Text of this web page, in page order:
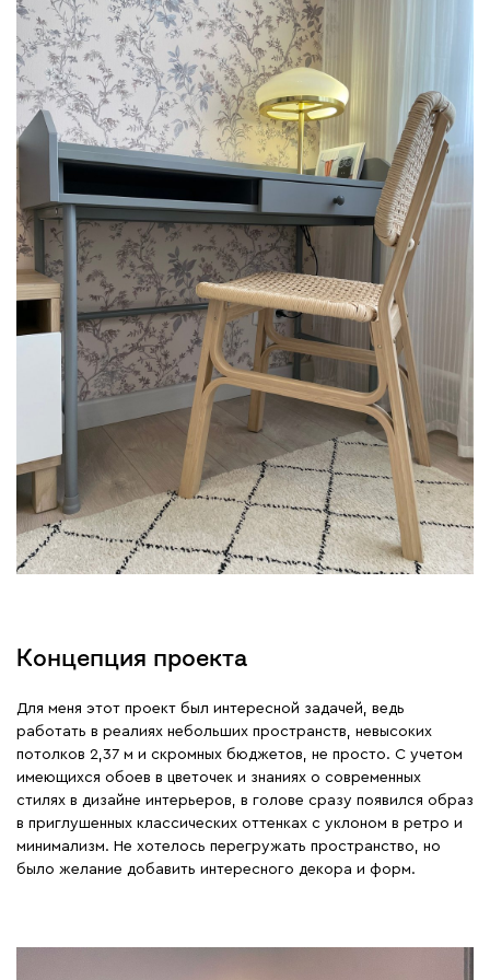
Концепция проекта
Для меня этот проект был интересной задачей, ведь
работать в реалиях небольших пространств, невысоких
потолков 2,37 м и скромных бюджетов, не просто. С учетом
имеющихся обоев в цветочек и знаниях о современных
стилях в дизайне интерьеров, в голове сразу появился образ
в приглушенных классических оттенках с уклоном в ретро и
минимализм. Не хотелось перегружать пространство, но
было желание добавить интересного декора и форм.